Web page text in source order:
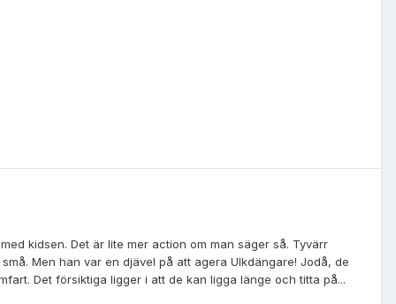
kidsen. Det är lite mer action om man säger så. Tyvärr
Men han var en djävel på att agera Ulkdängare! Jodå, de
Det försiktiga ligger i att de kan ligga länge och titta på...